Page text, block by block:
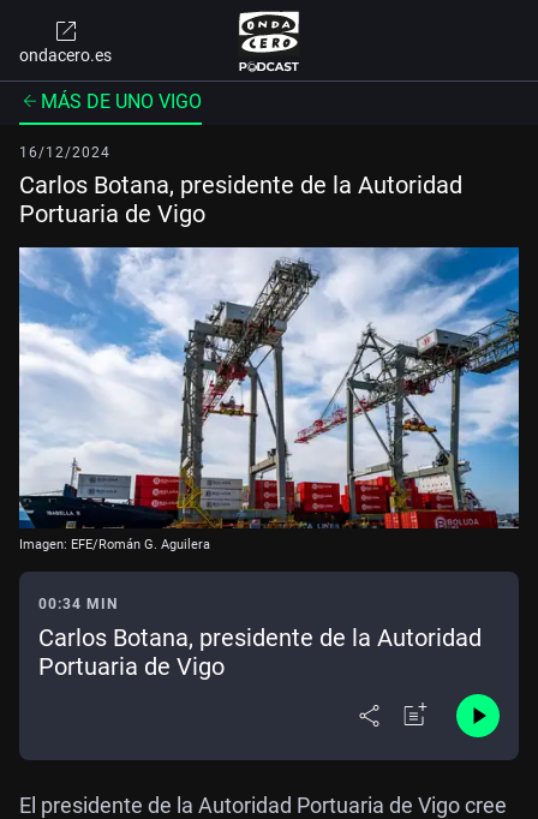
ondacero.es
MÁS DE UNO VIGO
16/12/2024
Carlos Botana, presidente de la Autoridad
Portuaria de Vigo
Imagen: EFE/Román G. Aguilera
00:34 MIN
Carlos Botana, presidente de la Autoridad
Portuaria de Vigo
El presidente de la Autoridad Portuaria de Vigo cree